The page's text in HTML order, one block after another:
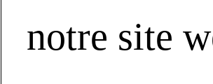
notre site